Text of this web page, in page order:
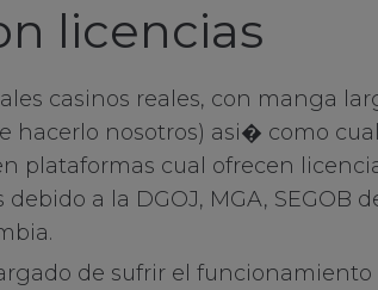
licencias
casinos reales, con manga
hacerlo nosotros) asi� como
plataformas cual ofrecen
a la DGOJ, MGA, SEGOB
de sufrir el